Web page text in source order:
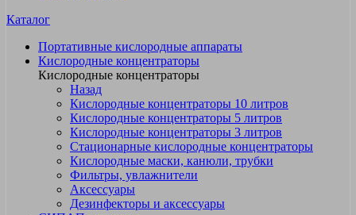
Каталог
Портативные кислородные аппараты
Кислородные концентраторы
Кислородные концентраторы
Назад
Кислородные концентраторы 10 литров
Кислородные концентраторы 5 литров
Кислородные концентраторы 3 литров
Стационарные кислородные концентраторы
Кислородные маски, канюли, трубки
Фильтры, увлажнители
Аксессуары
Дезинфекторы и аксессуары